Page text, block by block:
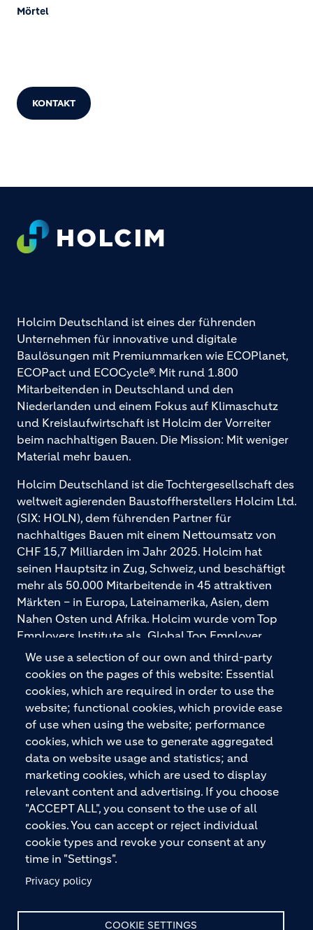
Mörtel
KONTAKT
We use a selection of our own and third-party
cookies on the pages of this website: Essential
cookies, which are required in order to use the
website; functional cookies, which provide ease
of use when using the website; performance
cookies, which we use to generate aggregated
data on website usage and statistics; and
marketing cookies, which are used to display
relevant content and advertising. If you choose
"ACCEPT ALL", you consent to the use of all
cookies. You can accept or reject individual
cookie types and revoke your consent at any
time in "Settings".
Privacy policy
COOKIE SETTINGS
Footer
Holcim Deutschland ist eines der führenden
Unternehmen für innovative und digitale
Baulösungen mit Premiummarken wie ECOPlanet,
ECOPact und ECOCycle®. Mit rund 1.800
Mitarbeitenden in Deutschland und den
Niederlanden und einem Fokus auf Klimaschutz
und Kreislaufwirtschaft ist Holcim der Vorreiter
beim nachhaltigen Bauen. Die Mission: Mit weniger
Material mehr bauen.
Holcim Deutschland ist die Tochtergesellschaft des
weltweit agierenden Baustoffherstellers Holcim Ltd.
(SIX: HOLN), dem führenden Partner für
nachhaltiges Bauen mit einem Nettoumsatz von
CHF 15,7 Milliarden im Jahr 2025. Holcim hat
seinen Hauptsitz in Zug, Schweiz, und beschäftigt
mehr als 50.000 Mitarbeitende in 45 attraktiven
Märkten – in Europa, Lateinamerika, Asien, dem
Nahen Osten und Afrika. Holcim wurde vom Top
Employers Institute als „Global Top Employer
2026“ ausgezeichnet. Holcim bietet hochwertige
Baustoffe und integrierte Baulösungen für den
gesamten Bauprozess – vom Fundament über den
Boden bis zu Wänden und Dächern – mit
Premiummarken wie ECOPact, ECOPlanet,
ECOCycle und Ytong.